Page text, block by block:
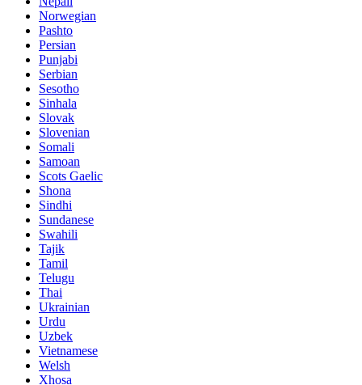
Norwegian
Pashto
Persian
Punjabi
Serbian
Sesotho
Sinhala
Slovak
Slovenian
Somali
Samoan
Scots Gaelic
Shona
Sindhi
Sundanese
Swahili
Tajik
Tamil
Telugu
Thai
Ukrainian
Urdu
Uzbek
Vietnamese
Welsh
Xhosa